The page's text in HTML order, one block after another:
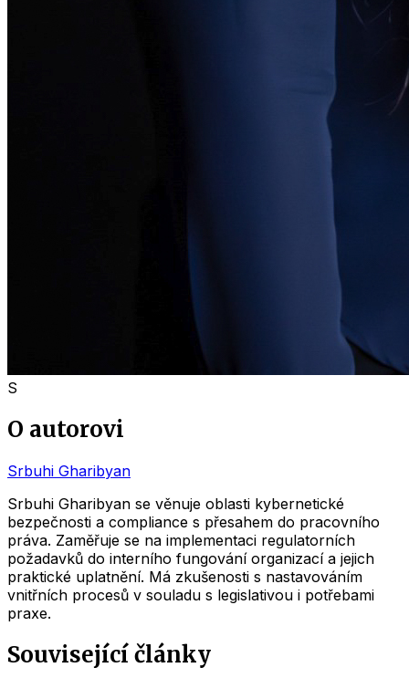
S
O autorovi
Srbuhi Gharibyan
Srbuhi Gharibyan se věnuje oblasti kybernetické
bezpečnosti a compliance s přesahem do pracovního
práva. Zaměřuje se na implementaci regulatorních
požadavků do interního fungování organizací a jejich
praktické uplatnění. Má zkušenosti s nastavováním
vnitřních procesů v souladu s legislativou i potřebami
praxe.
Související články